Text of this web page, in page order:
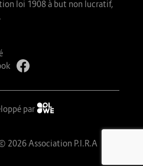
loi 1908 à but non lucratif,
par
2026 Association P.I.R.A